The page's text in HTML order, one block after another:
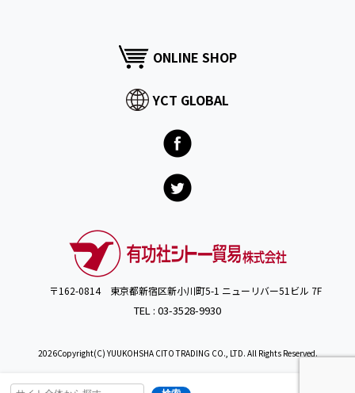
ONLINE SHOP
YCT GLOBAL
〒162-0814 東京都新宿区新小川町5-1 ニューリバー51ビル 7F
TEL : 03-3528-9930
2026Copyright(C) YUUKOHSHA CITO TRADING CO., LTD. All Rights Reserved.